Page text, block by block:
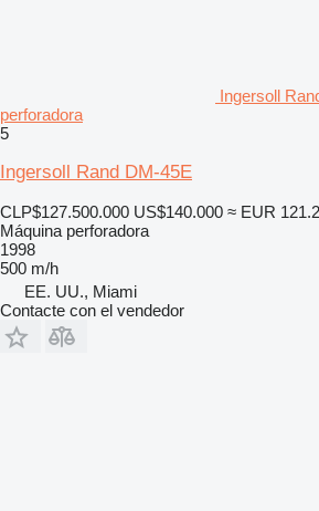
Ingersoll
perforadora
5
Ingersoll Rand DM-45E
CLP$127.500.000 US$140.000 ≈ EUR
Máquina perforadora
1998
500 m/h
EE. UU., Miami
Contacte con el vendedor